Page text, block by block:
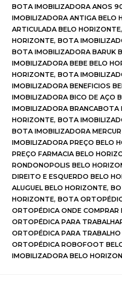
BOTA IMOBILIZADORA ANOS
IMOBILIZADORA ANTIGA BELO
ARTICULADA BELO HORIZONTE,
HORIZONTE, BOTA
BOTA IMOBILIZADORA BARUK
IMOBILIZADORA BEBE BELO
HORIZONTE, BOTA
IMOBILIZADORA BENEFICIOS
IMOBILIZADORA BICO DE AÇO
IMOBILIZADORA BRANCABOTA
HORIZONTE, BOTA
BOTA IMOBILIZADORA
IMOBILIZADORA PREÇO BELO
PREÇO FARMACIA BELO
RONDONOPOLIS BELO
DIREITO E ESQUERDO BELO
ALUGUEL BELO HORIZONTE,
HORIZONTE, BOTA
ORTOPÉDICA ONDE COMPRAR
ORTOPÉDICA PARA
ORTOPÉDICA PARA
ORTOPÉDICA ROBOFOOT
IMOBILIZADORA BELO